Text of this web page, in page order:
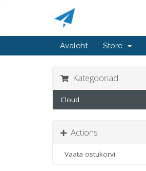
Avaleht Store
Kategooriad
Cloud
Actions
Vaata ostukorvi